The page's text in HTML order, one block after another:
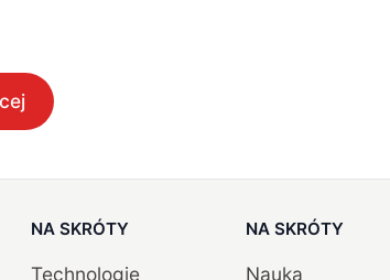
NA SKRÓTY
Technologie
NA SKRÓTY
Nauka